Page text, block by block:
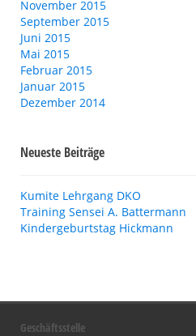
November 2015
September 2015
Juni 2015
Mai 2015
Februar 2015
Januar 2015
Dezember 2014
Neueste Beiträge
Kumite Lehrgang DKO
Training Sensei A. Battermann
Kindergeburtstag Hickmann
Geschäftsstelle